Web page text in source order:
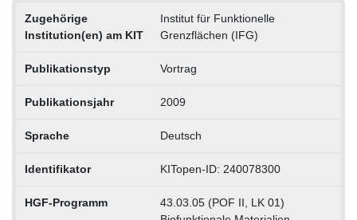
Zugehörige
Institution(en) am KIT
Institut für Funktionelle
Grenzflächen (IFG)
Publikationstyp Vortrag
Publikationsjahr 2009
Sprache Deutsch
Identifikator KITopen-ID: 240078300
HGF-Programm
43.03.05 (POF II, LK 01)